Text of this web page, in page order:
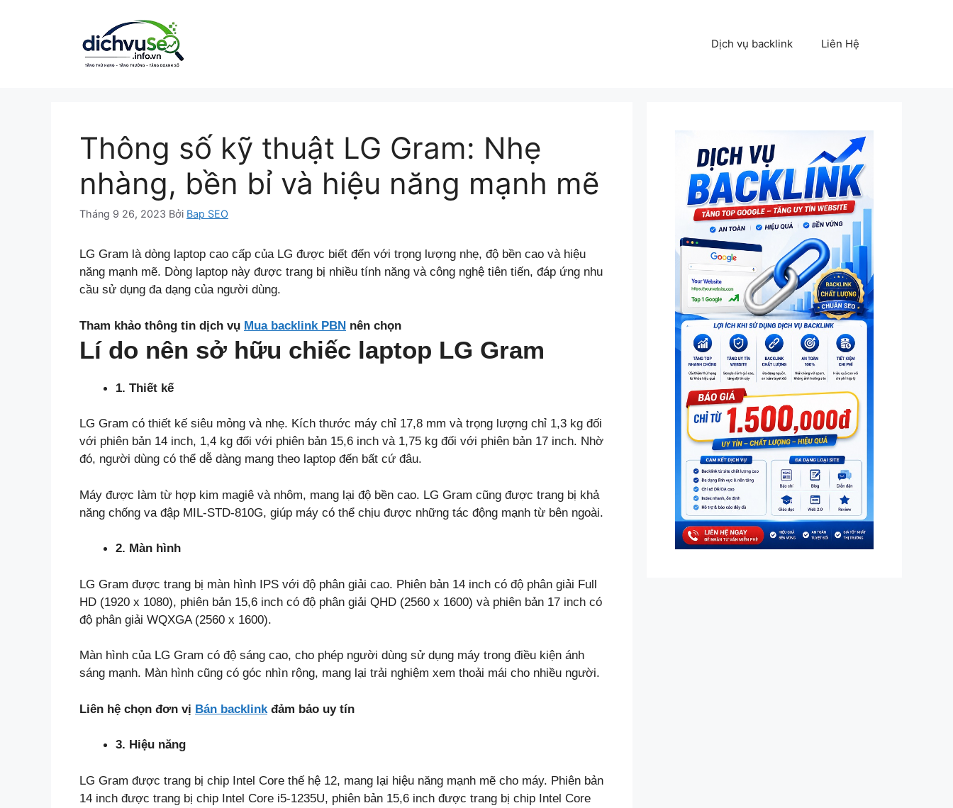
Dịch vụ backlink Liên Hệ
Thông số kỹ thuật LG Gram: Nhẹ
nhàng, bền bỉ và hiệu năng mạnh mẽ
Tháng 9 26, 2023 Bởi Bap SEO
LG Gram là dòng laptop cao cấp của LG được biết đến với trọng lượng nhẹ, độ bền cao và hiệu
năng mạnh mẽ. Dòng laptop này được trang bị nhiều tính năng và công nghệ tiên tiến, đáp ứng nhu
cầu sử dụng đa dạng của người dùng.
Tham khảo thông tin dịch vụ Mua backlink PBN nên chọn
Lí do nên sở hữu chiếc laptop LG Gram
1. Thiết kế
LG Gram có thiết kế siêu mỏng và nhẹ. Kích thước máy chỉ 17,8 mm và trọng lượng chỉ 1,3 kg đối
với phiên bản 14 inch, 1,4 kg đối với phiên bản 15,6 inch và 1,75 kg đối với phiên bản 17 inch. Nhờ
đó, người dùng có thể dễ dàng mang theo laptop đến bất cứ đâu.
Máy được làm từ hợp kim magiê và nhôm, mang lại độ bền cao. LG Gram cũng được trang bị khả
năng chống va đập MIL-STD-810G, giúp máy có thể chịu được những tác động mạnh từ bên ngoài.
2. Màn hình
LG Gram được trang bị màn hình IPS với độ phân giải cao. Phiên bản 14 inch có độ phân giải Full
HD (1920 x 1080), phiên bản 15,6 inch có độ phân giải QHD (2560 x 1600) và phiên bản 17 inch có
độ phân giải WQXGA (2560 x 1600).
Màn hình của LG Gram có độ sáng cao, cho phép người dùng sử dụng máy trong điều kiện ánh
sáng mạnh. Màn hình cũng có góc nhìn rộng, mang lại trải nghiệm xem thoải mái cho nhiều người.
Liên hệ chọn đơn vị Bán backlink đảm bảo uy tín
3. Hiệu năng
LG Gram được trang bị chip Intel Core thế hệ 12, mang lại hiệu năng mạnh mẽ cho máy. Phiên bản
14 inch được trang bị chip Intel Core i5-1235U, phiên bản 15,6 inch được trang bị chip Intel Core